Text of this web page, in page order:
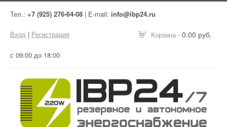
Тел.: +7 (925) 276-64-08 | E-mail: info@ibp24.ru
Корзина - 0.00 руб.
Вход | Регистрация
с 09:00 до 18:00